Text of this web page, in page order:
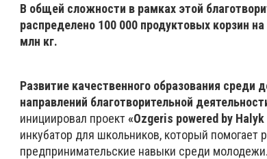
В общей сложности в рамках этой
распределено 100 000 продуктовых корзин
млн кг.
Развитие качественного образования
направлений благотворительной
инициировал проект«Ozgeris powered by Halyk
инкубатор для школьников, который
предпринимательские навыки среди